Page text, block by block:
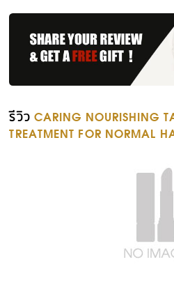
รีวิว CARING NOURISHING
TREATMENT FOR NORMAL